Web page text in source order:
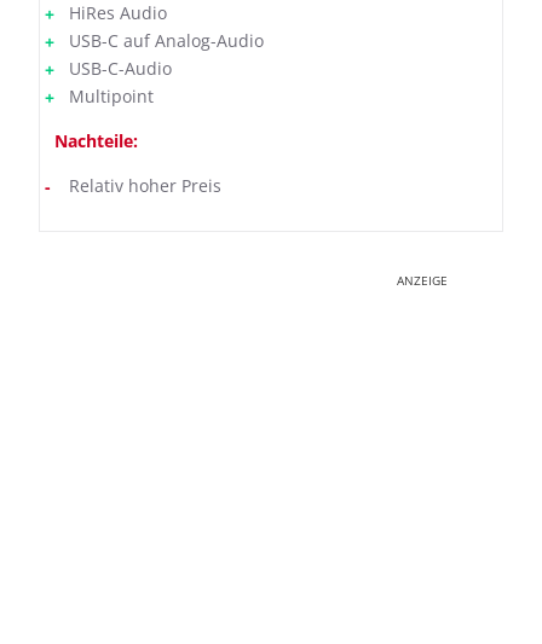
HiRes Audio
USB-C auf Analog-Audio
USB-C-Audio
Multipoint
Nachteile:
Relativ hoher Preis
ANZEIGE